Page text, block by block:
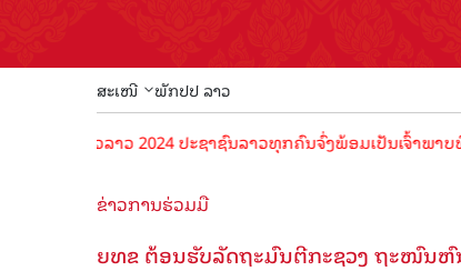
ສະເໜີ ພັກປປ ລາວ
ທ່ຽວລາວ 2024 ປະຊາຊົນລາວທຸກຄົນຈົ່ງພ້ອມເປັນເຈົ້າພາບທີ່ດີ ຕ້
ຂ່າວການຮ່ວມມື
ຍທຂ ຕ້ອນຮັບລັດຖະມົນຕີກະຊວງ ຖະໜົນຫົ